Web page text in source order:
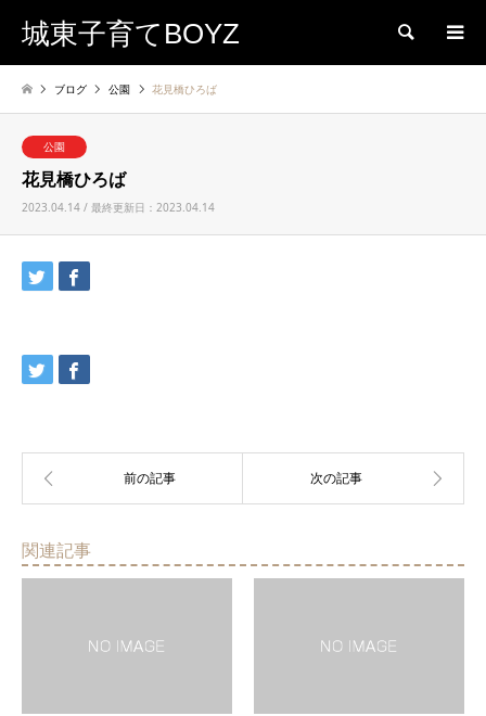
城東子育てBOYZ 検索
ブログ 公園 花見橋ひろば
公園
花見橋ひろば
2023.04.14 / 最終更新日：2023.04.14
関連記事